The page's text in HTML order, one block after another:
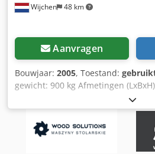
Wijchen 48 km
Aanvragen
Bouwjaar: 2005, Toestand:
gewicht: 900 kg Afmetingen
Bouwjaar: 2005 - Documentatie
certificaat aanwezig: Nee -
aanwezig: Ja - Doorvoersnelheid:
aanwezig: Ja - Max. uitvoerlengte
uitvoerbreedte [mm]: 220 -